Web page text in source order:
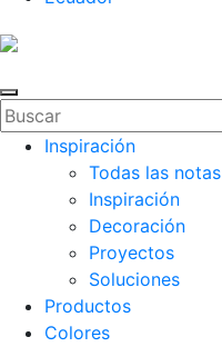
Inspiración
Todas las notas
Inspiración
Decoración
Proyectos
Soluciones
Productos
Colores